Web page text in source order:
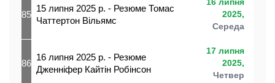
85
15 липня 2025 р. - Резюме Томас
Чаттертон Вільямс
16 липня
2025,
Середа
86
16 липня 2025 р. - Резюме
Дженніфер Кайтін Робінсон
17 липня
2025,
Четвер